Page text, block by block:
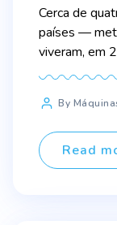
Cerca de
países —
viveram, em
vidas. Este
desastres
repentinas,
PostBy
Read